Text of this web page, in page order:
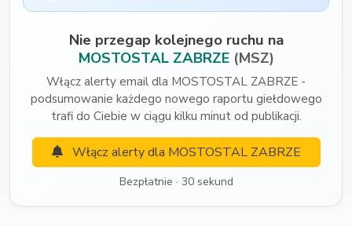
Nie przegap kolejnego ruchu na
MOSTOSTAL ZABRZE (MSZ)
Włącz alerty email dla MOSTOSTAL ZABRZE -
podsumowanie każdego nowego raportu giełdowego
trafi do Ciebie w ciągu kilku minut od publikacji.
Włącz alerty dla MOSTOSTAL ZABRZE
Bezpłatnie · 30 sekund